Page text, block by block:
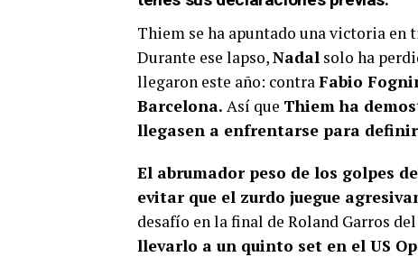
Thiem se ha apuntado una victoria en
Durante ese lapso,Nadal solo ha
llegaron este año: contraFabio
Barcelona. Así que Thiem ha
llegasen a enfrentarse para
El abrumador peso de los golpes
evitar que el zurdo juegue
desafío en la final de Roland Garros
llevarlo a un quinto set en el US